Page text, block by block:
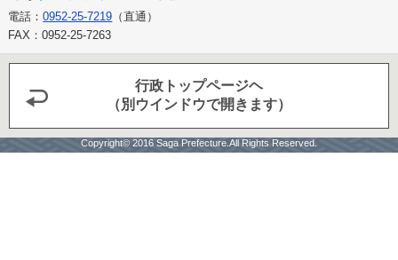
電話：0952-25-7219 （直通）
FAX：0952-25-7263
行政トップページヘ
（別ウインドウで開きます）
Copyright© 2016 Saga Prefecture.All Rights Reserved.